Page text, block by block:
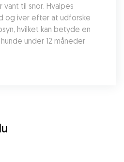
til snor. Hvalpes
og iver efter at udforske
hvilket kan betyde en
under 12 måneder